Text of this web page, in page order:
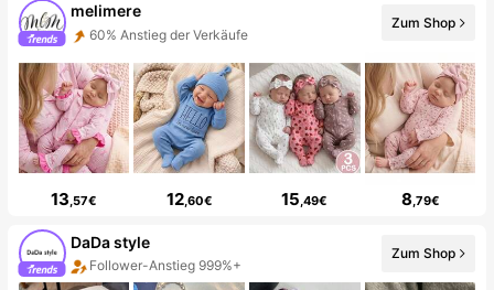
melimere
60% Anstieg der Verkäufe
Zum Shop
13,57€ 12,60€ 15,49€ 8,79€
DaDa style
Follower-Anstieg 999%+
Zum Shop